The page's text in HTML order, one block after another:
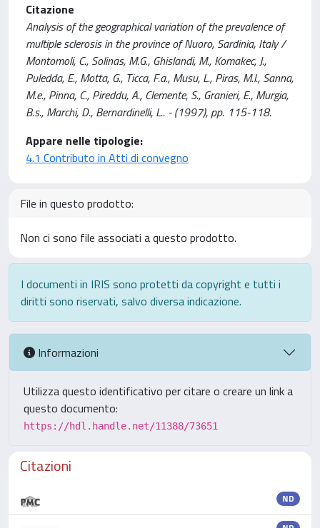
Citazione
Analysis of the geographical variation of the prevalence of
multiple sclerosis in the province of Nuoro, Sardinia, Italy /
Montomoli, C., Solinas, M.G., Ghislandi, M., Komakec, J.,
Puledda, E., Motta, G., Ticca, F.a., Musu, L., Piras, M.l., Sanna,
M.e., Pinna, C., Pireddu, A., Clemente, S., Granieri, E., Murgia,
B.s., Marchi, D., Bernardinelli, L.. - (1997), pp. 115-118.
Appare nelle tipologie:
4.1 Contributo in Atti di convegno
File in questo prodotto:
Non ci sono file associati a questo prodotto.
I documenti in IRIS sono protetti da copyright e tutti i
diritti sono riservati, salvo diversa indicazione.
Informazioni
Utilizza questo identificativo per citare o creare un link a
questo documento:
https://hdl.handle.net/11388/73651
Citazioni
ND